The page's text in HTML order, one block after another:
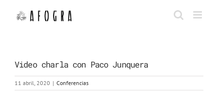
contenido
Video charla con Paco Junquera
11 abril, 2020 | Conferencias